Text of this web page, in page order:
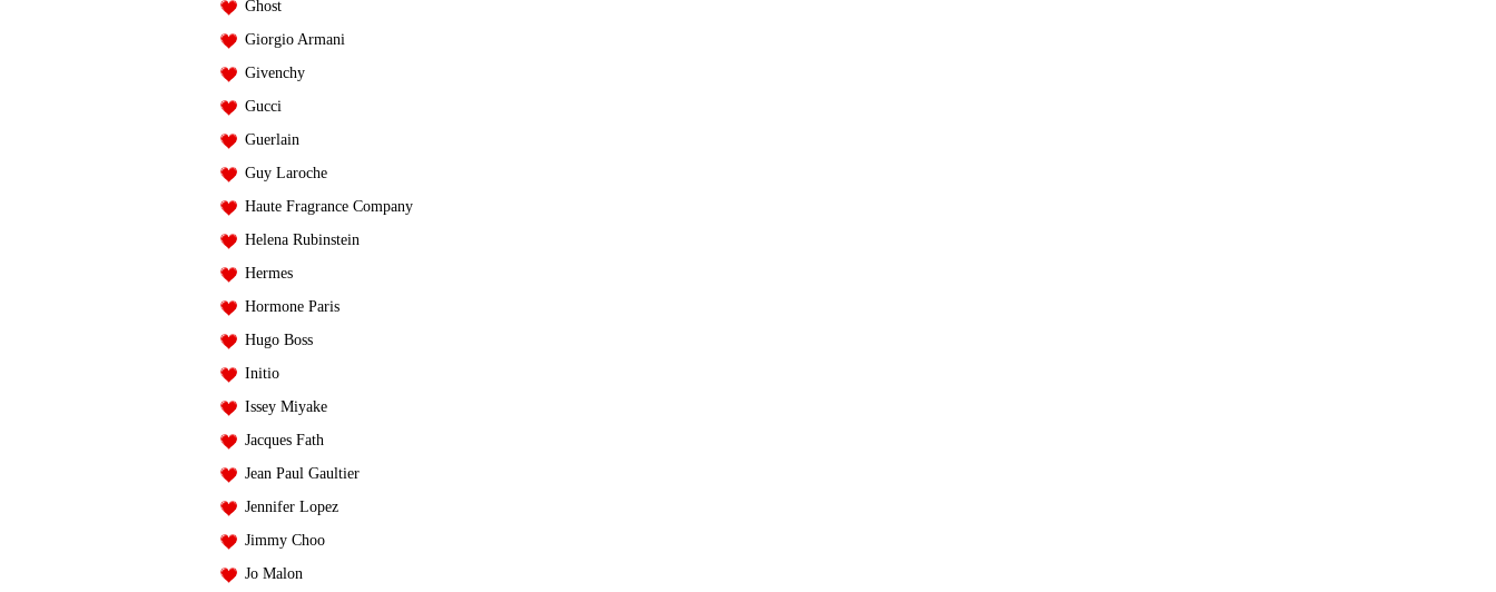
Ghost
Giorgio Armani
Givenchy
Gucci
Guerlain
Guy Laroche
Haute Fragrance Company
Helena Rubinstein
Hermes
Hormone Paris
Hugo Boss
Initio
Issey Miyake
Jacques Fath
Jean Paul Gaultier
Jennifer Lopez
Jimmy Choo
Jo Malon